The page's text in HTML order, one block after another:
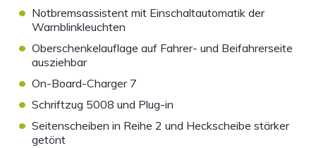
• Notbremsassistent mit Einschaltautomatik der
Warnblinkleuchten
• Oberschenkelauflage auf Fahrer- und Beifahrerseite
ausziehbar
• On-Board-Charger 7
• Schriftzug 5008 und Plug-in
• Seitenscheiben in Reihe 2 und Heckscheibe stärker
getönt